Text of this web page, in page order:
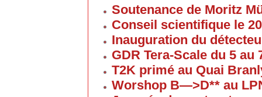
Soutenance de Moritz
Conseil scientifique le
Inauguration du
GDR Tera-Scale du 5
T2K primé au Quai
Worshop B—>D** au